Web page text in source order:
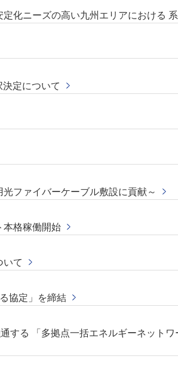
化ニーズの高い九州エリアにおける
定について
ファイバーケーブル敷設に貢献～
格稼働開始
いて
協定」を締結
る 「多拠点一括エネルギーネット